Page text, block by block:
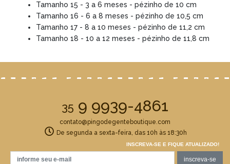
Tamanho 15 - 3 a 6 meses - pézinho de 10 cm
Tamanho 16 - 6 a 8 meses - pézinho de 10,5 cm
Tamanho 17 - 8 a 10 meses - pézinho de 11,2 cm
Tamanho 18 - 10 a 12 meses - pézinho de 11,8 cm
35 9 9939-4861
contato@pingodegenteboutique.com
De segunda a sexta-feira, das 10h às 18:30h
INSCREVA-SE E FIQUE ATUALIZADO!